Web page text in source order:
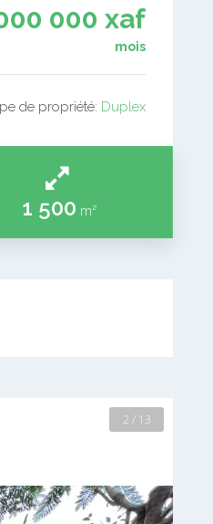
000 xaf
mois
de propriété: Duplex
1 500 m²
2 / 13